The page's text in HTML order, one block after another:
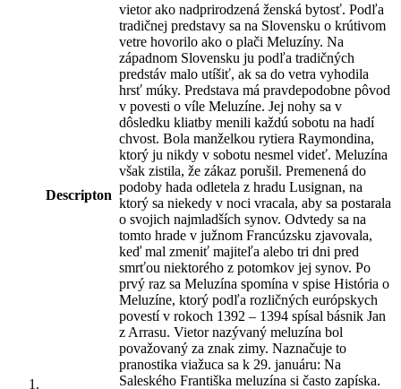
Descripton
vietor ako nadprirodzená ženská bytosť. Podľa
tradičnej predstavy sa na Slovensku o krútivom
vetre hovorilo ako o plači Meluzíny. Na
západnom Slovensku ju podľa tradičných
predstáv malo utíšiť, ak sa do vetra vyhodila
hrsť múky. Predstava má pravdepodobne pôvod
v povesti o víle Meluzíne. Jej nohy sa v
dôsledku kliatby menili každú sobotu na hadí
chvost. Bola manželkou rytiera Raymondina,
ktorý ju nikdy v sobotu nesmel videť. Meluzína
však zistila, že zákaz porušil. Premenená do
podoby hada odletela z hradu Lusignan, na
ktorý sa niekedy v noci vracala, aby sa postarala
o svojich najmladších synov. Odvtedy sa na
tomto hrade v južnom Francúzsku zjavovala,
keď mal zmeniť majiteľa alebo tri dni pred
smrťou niektorého z potomkov jej synov. Po
prvý raz sa Meluzína spomína v spise História o
Meluzíne, ktorý podľa rozličných európskych
povestí v rokoch 1392 – 1394 spísal básnik Jan
z Arrasu. Vietor nazývaný meluzína bol
považovaný za znak zimy. Naznačuje to
pranostika viažuca sa k 29. januáru: Na
Saleského Františka meluzína si často zapíska.